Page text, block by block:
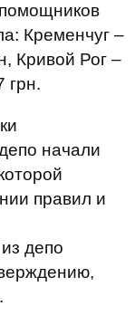
Кременчуг –
Кривой Рог –
грн.
начали
правил и
депо